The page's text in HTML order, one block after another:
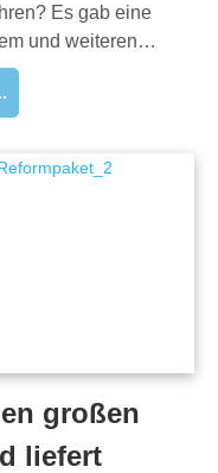
Es gab eine
und weiteren…
großen
liefert